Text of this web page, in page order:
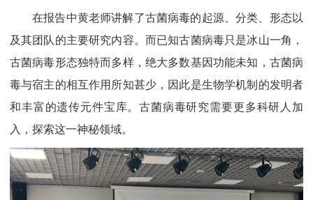
在报告中黄老师讲解了古菌病毒的起源、分类、形态以
及其团队的主要研究内容。而已知古菌病毒只是冰山一角，
古菌病毒形态独特而多样，绝大多数基因功能未知，古菌病
毒与宿主的相互作用所知甚少，因此是生物学机制的发明者
和丰富的遗传元件宝库。古菌病毒研究需要更多科研人加
入，探索这一神秘领域。